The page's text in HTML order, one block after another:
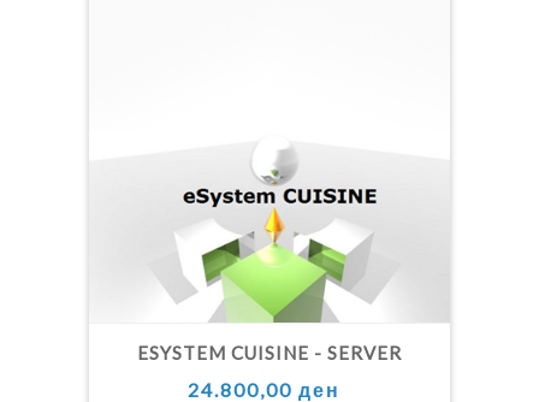
ESYSTEM CUISINE - SERVER
24.800,00 ден